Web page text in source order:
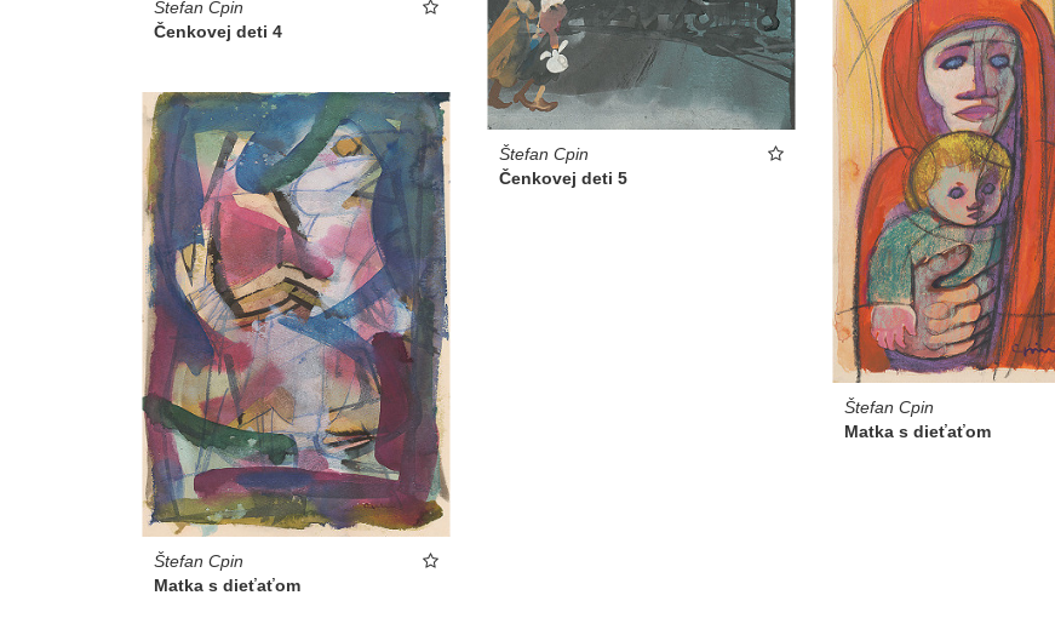
Štefan Cpin
Čenkovej deti 4
Štefan Cpin
Čenkovej deti 5
Štefan Cpin
Matka s dieťaťom
Štefan Cpin
Matka s dieťaťom